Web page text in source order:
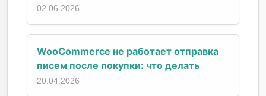
02.06.2026
WooCommerce не работает отправка
писем после покупки: что делать
20.04.2026